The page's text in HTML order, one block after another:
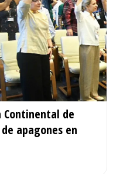
Continental de
apagones en